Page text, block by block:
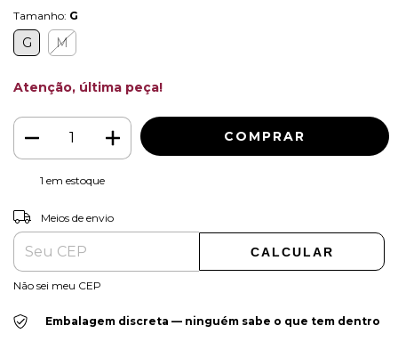
Tamanho: G
G M
Atenção, última peça!
1 em estoque
Entregas para o CEP:
Meios de envio
CALCULAR
Não sei meu CEP
Embalagem discreta — ninguém sabe o que tem dentro